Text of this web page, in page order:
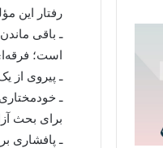
رفتار این
ـ باقی
است؛
ـ پیروی از
ـ
برای بحث
ـ پافشاری